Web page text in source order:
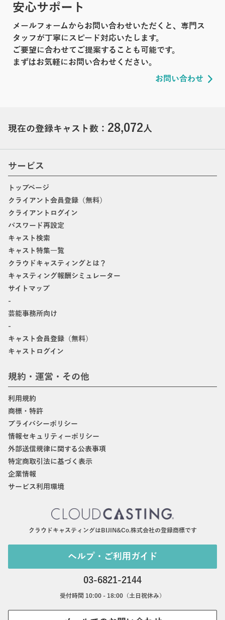
安心サポート
メールフォームからお問い合わせいただくと、専門ス
タッフが丁寧にスピード対応いたします。
ご要望に合わせてご提案することも可能です。
まずはお気軽にお問い合わせください。
お問い合わせ
現在の登録キャスト数： 28,072人
サービス
トップページ
クライアント会員登録（無料）
クライアントログイン
パスワード再設定
キャスト検索
キャスト特集一覧
クラウドキャスティングとは？
キャスティング報酬シミュレーター
サイトマップ
-
芸能事務所向け
-
キャスト会員登録（無料）
キャストログイン
規約・運営・その他
利用規約
商標・特許
プライバシーポリシー
情報セキュリティーポリシー
外部送信規律に関する公表事項
特定商取引法に基づく表示
企業情報
サービス利用環境
クラウドキャスティングはBIJIN&Co.株式会社の登録商標です
ヘルプ・ご利用ガイド
03-6821-2144
受付時間 10:00 - 18:00（土日祝休み）